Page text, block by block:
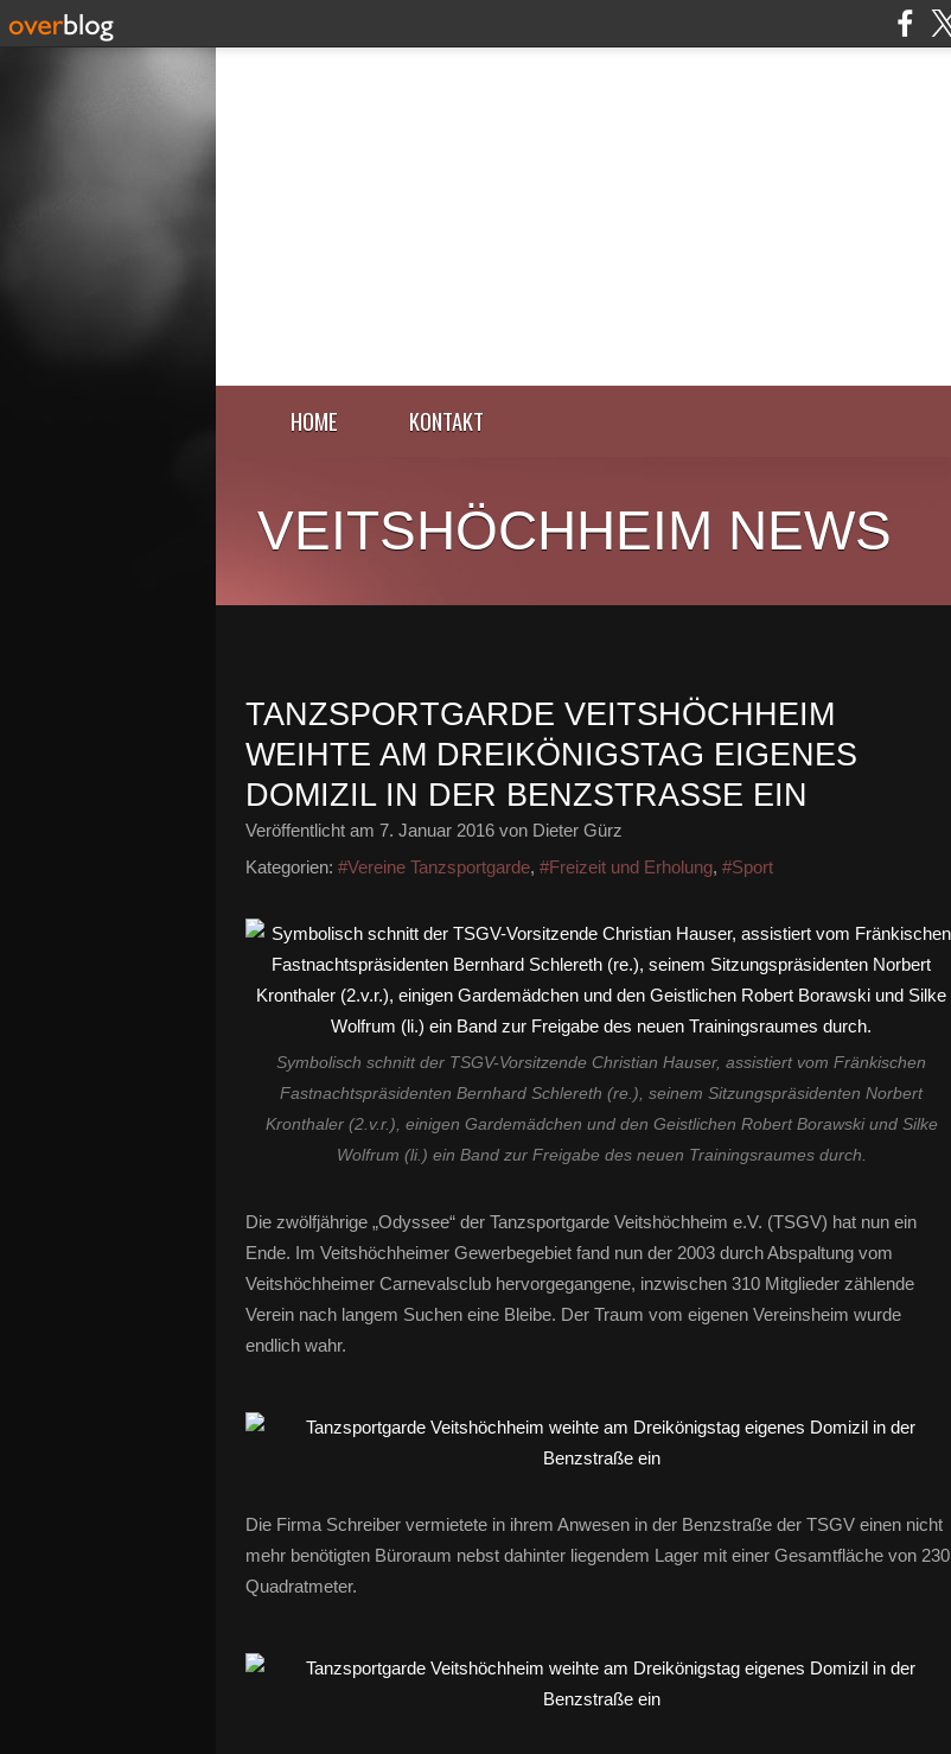
HOME KONTAKT
VEITSHÖCHHEIM NEWS
TANZSPORTGARDE VEITSHÖCHHEIM
WEIHTE AM DREIKÖNIGSTAG EIGENES
DOMIZIL IN DER BENZSTRASSE EIN
Veröffentlicht am 7. Januar 2016 von Dieter Gürz
Kategorien: #Vereine Tanzsportgarde, #Freizeit und Erholung, #Sport
Symbolisch schnitt der TSGV-Vorsitzende Christian Hauser, assistiert vom Fränkischen
Fastnachtspräsidenten Bernhard Schlereth (re.), seinem Sitzungspräsidenten Norbert
Kronthaler (2.v.r.), einigen Gardemädchen und den Geistlichen Robert Borawski und Silke
Wolfrum (li.) ein Band zur Freigabe des neuen Trainingsraumes durch.
Die zwölfjährige „Odyssee“ der Tanzsportgarde Veitshöchheim e.V. (TSGV) hat nun ein
Ende. Im Veitshöchheimer Gewerbegebiet fand nun der 2003 durch Abspaltung vom
Veitshöchheimer Carnevalsclub hervorgegangene, inzwischen 310 Mitglieder zählende
Verein nach langem Suchen eine Bleibe. Der Traum vom eigenen Vereinsheim wurde
endlich wahr.
Die Firma Schreiber vermietete in ihrem Anwesen in der Benzstraße der TSGV einen nicht
mehr benötigten Büroraum nebst dahinter liegendem Lager mit einer Gesamtfläche von 230
Quadratmeter.